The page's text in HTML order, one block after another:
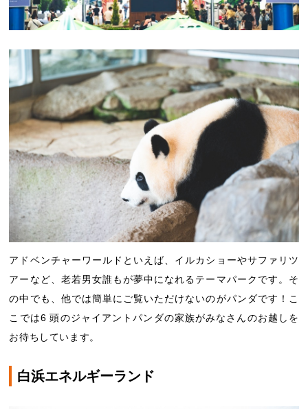
アドベンチャーワールドといえば、イルカショーやサファリツ
アーなど、老若男女誰もが夢中になれるテーマパークです。そ
の中でも、他では簡単にご覧いただけないのがパンダです！こ
こでは6 頭のジャイアントパンダの家族がみなさんのお越しを
お待ちしています。
白浜エネルギーランド